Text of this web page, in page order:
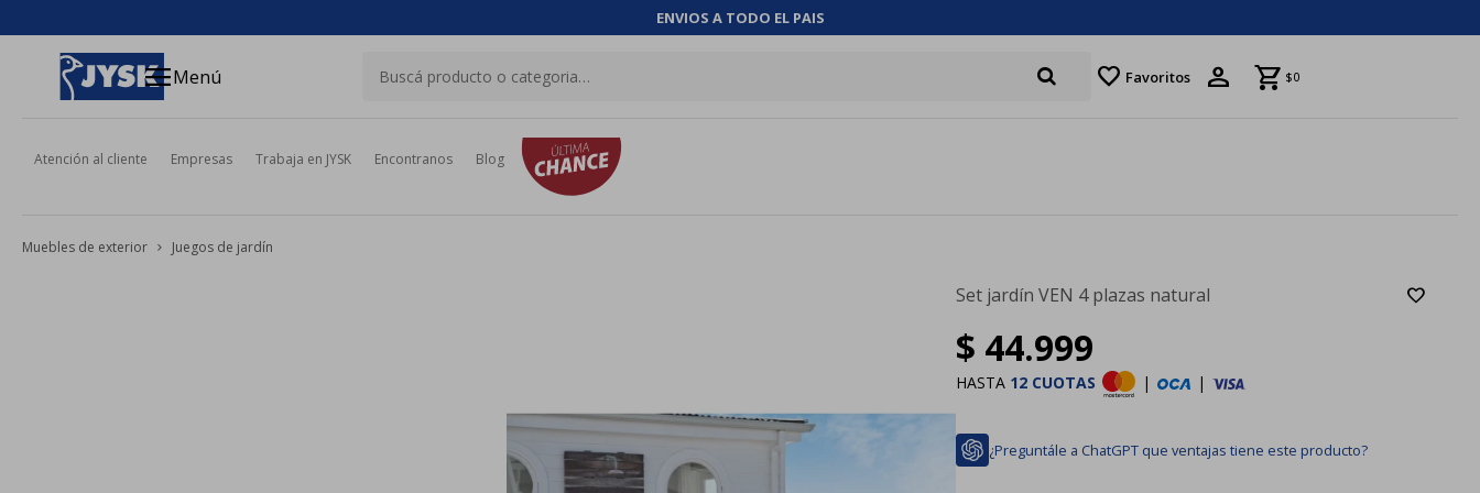
ENVIOS A TODO EL PAIS
menuMenú favorite Favoritos $0
Atención al cliente Empresas Trabaja en JYSK Encontranos Blog
Muebles de exterior Juegos de jardín
Set jardín VEN 4 plazas natural
$ 44.999
HASTA 12 CUOTAS | |
¿Preguntále a ChatGPT que ventajas tiene este producto?
close